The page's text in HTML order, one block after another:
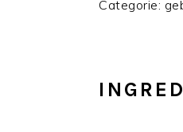
Categorie: